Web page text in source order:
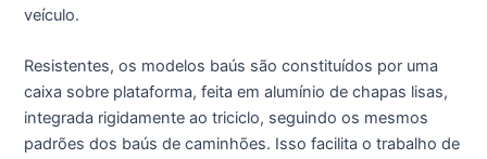
veículo.
Resistentes, os modelos baús são constituídos por uma
caixa sobre plataforma, feita em alumínio de chapas lisas,
integrada rigidamente ao triciclo, seguindo os mesmos
padrões dos baús de caminhões. Isso facilita o trabalho de